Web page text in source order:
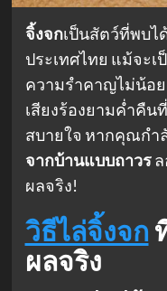
จิ้งจกเป็นสัตว์ที่พบไ
ประเทศไทย แม้จะ
ความรำคาญไม่น้อ
เสียงร้องยามค่ำคื
สบายใจ หากคุณกำ
จากบ้านแบบถาวรล
ผลจริง!
วิธีไล่จิ้งจก
ผลจริง